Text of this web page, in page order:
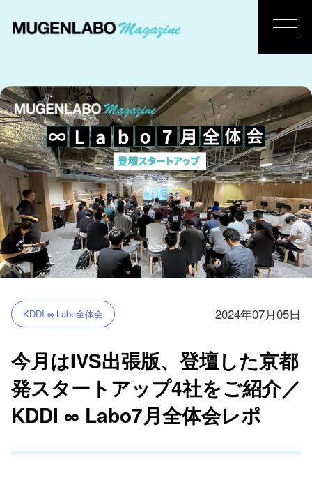
KDDI ∞ Labo全体会 2024年07月05日
今月はIVS出張版、登壇した京都
発スタートアップ4社をご紹介／
KDDI ∞ Labo7月全体会レポ